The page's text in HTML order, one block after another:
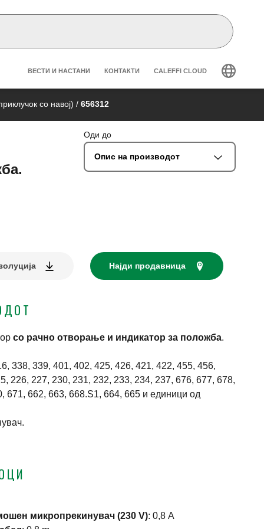
Header secondary navigation
ВЕСТИ И НАСТАНИ КОНТАКТИ CALEFFI CLOUD
со навој) / 656312
Оди до
Опис на производот
Најди продавница
со рачно отворање и индикатор за положба.
338, 339, 401, 402, 425, 426, 421, 422, 455, 456,
226, 227, 230, 231, 232, 233, 234, 237, 676, 677, 678,
671, 662, 663, 668.S1, 664, 665 и единици од
микропрекинувач (230 V): 0,8 A